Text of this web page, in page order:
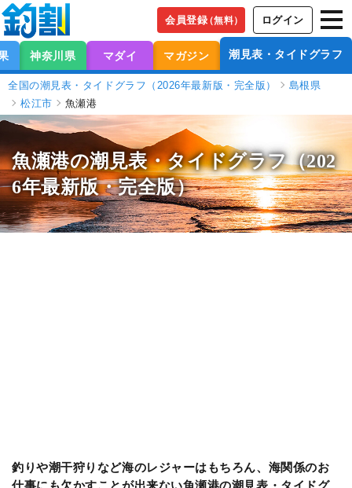
会員登録（無料） ログイン
神奈川県 マダイ マガジン 潮見表・タイドグラフ
全国の潮見表・タイドグラフ（2026年最新版・完全版）
島根県
松江市
魚瀬港
魚瀬港の潮見表・タイドグラフ（202
6年最新版・完全版）
釣りや潮干狩りなど海のレジャーはもちろん、海関係のお
仕事にも欠かすことが出来ない魚瀬港の潮見表・タイドグ